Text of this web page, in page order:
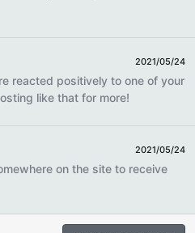
2021/05/24
reacted positively to one of your
like that for more!
2021/05/24
on the site to receive